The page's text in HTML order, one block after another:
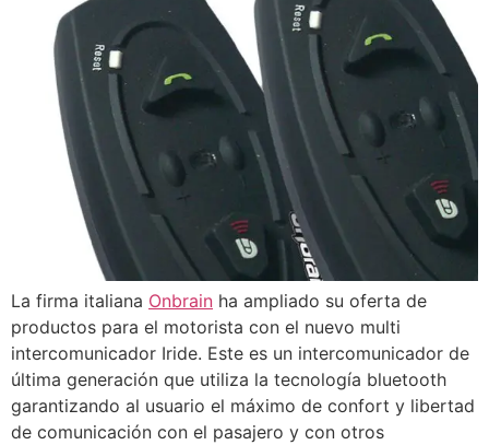
La firma italiana Onbrain ha ampliado su oferta de
productos para el motorista con el nuevo multi
intercomunicador Iride. Este es un intercomunicador de
última generación que utiliza la tecnología bluetooth
garantizando al usuario el máximo de confort y libertad
de comunicación con el pasajero y con otros